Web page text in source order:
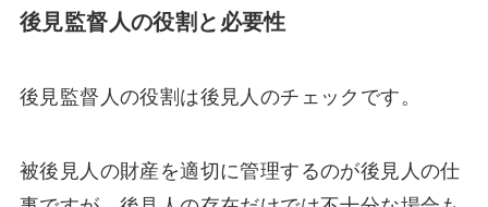
後見監督人の役割と必要性
後見監督人の役割は後見人のチェックです。
被後見人の財産を適切に管理するのが後見人の仕